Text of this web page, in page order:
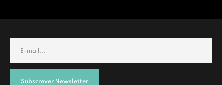
Subscrever Newsletter